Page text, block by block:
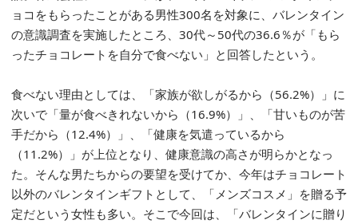
ョコをもらったことがある男性300名を対象に、バレンタイン
の意識調査を実施したところ、30代～50代の36.6％が「もら
ったチョコレートを自分で食べない」と回答したという。
食べない理由としては、「家族が欲しがるから（56.2%）」に
次いで「量が食べきれないから（16.9%）」、「甘いものが苦
手だから（12.4%）」、「健康を気遣っているから
（11.2%）」が上位となり、健康意識の高さが明らかとなっ
た。そんな男たちからの要望を受けてか、今年はチョコレート
以外のバレンタインギフトとして、「メンズコスメ」を贈る予
定だという女性も多い。そこで今回は、「バレンタインに贈り